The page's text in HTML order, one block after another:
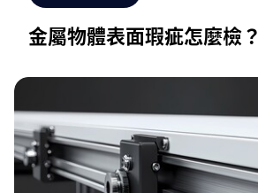
金屬物體表面瑕疵怎麼檢？